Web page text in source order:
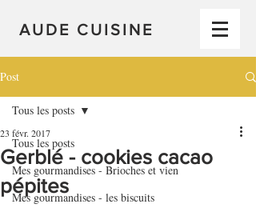
AUDE CUISINE
Post
Tous les posts
Mes gourmandises - Brioches et vien
Mes gourmandises - les biscuits
Tous les posts
Gerblé - cookies cacao
pépites
23 févr. 2017